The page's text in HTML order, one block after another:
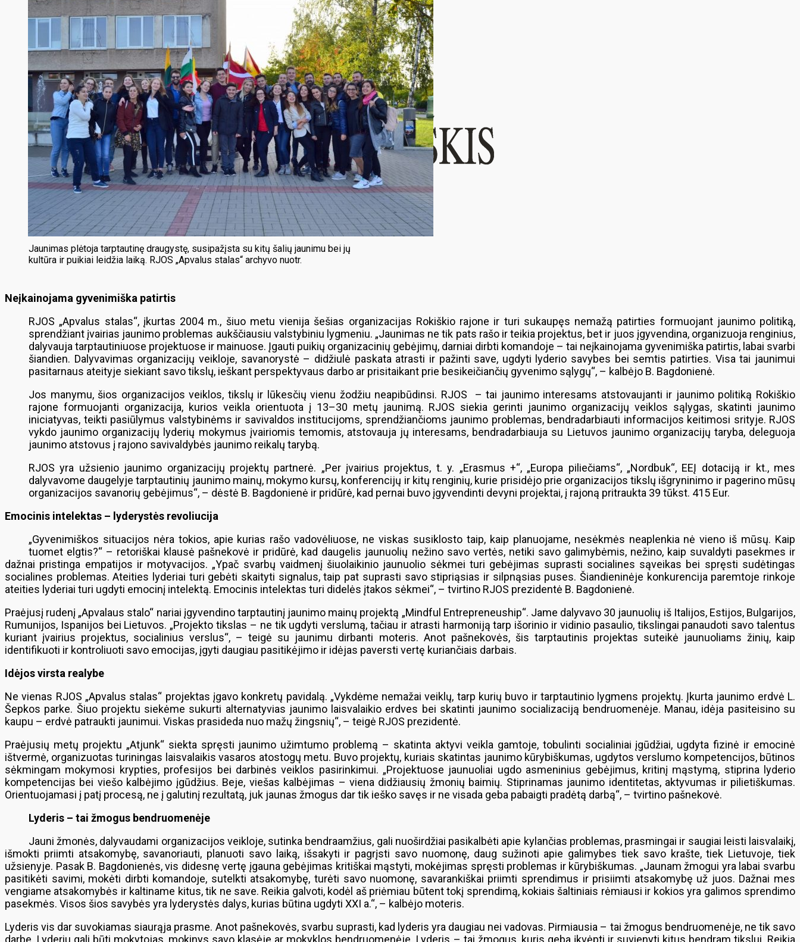
Jaunimas plėtoja tarptautinę draugystę, susipažįsta su kitų šalių jaunimu bei jų
kultūra ir puikiai leidžia laiką. RJOS „Apvalus stalas“ archyvo nuotr.
Neįkainojama gyvenimiška patirtis
RJOS „Apvalus stalas“, įkurtas 2004 m., šiuo metu vienija šešias organizacijas Rokiškio rajone ir turi sukaupęs nemažą patirties formuojant jaunimo politiką,
sprendžiant įvairias jaunimo problemas aukščiausiu valstybiniu lygmeniu. „Jaunimas ne tik pats rašo ir teikia projektus, bet ir juos įgyvendina, organizuoja renginius,
dalyvauja tarptautiniuose projektuose ir mainuose. Įgauti puikių organizacinių gebėjimų, darniai dirbti komandoje – tai neįkainojama gyvenimiška patirtis, labai svarbi
šiandien. Dalyvavimas organizacijų veikloje, savanorystė – didžiulė paskata atrasti ir pažinti save, ugdyti lyderio savybes bei semtis patirties. Visa tai jaunimui
pasitarnaus ateityje siekiant savo tikslų, ieškant perspektyvaus darbo ar prisitaikant prie besikeičiančių gyvenimo sąlygų“, – kalbėjo B. Bagdonienė.
Jos manymu, šios organizacijos veiklos, tikslų ir lūkesčių vienu žodžiu neapibūdinsi. RJOS – tai jaunimo interesams atstovaujanti ir jaunimo politiką Rokiškio
rajone formuojanti organizacija, kurios veikla orientuota į 13–30 metų jaunimą. RJOS siekia gerinti jaunimo organizacijų veiklos sąlygas, skatinti jaunimo
iniciatyvas, teikti pasiūlymus valstybinėms ir savivaldos institucijoms, sprendžiančioms jaunimo problemas, bendradarbiauti informacijos keitimosi srityje. RJOS
vykdo jaunimo organizacijų lyderių mokymus įvairiomis temomis, atstovauja jų interesams, bendradarbiauja su Lietuvos jaunimo organizacijų taryba, deleguoja
jaunimo atstovus į rajono savivaldybės jaunimo reikalų tarybą.
RJOS yra užsienio jaunimo organizacijų projektų partnerė. „Per įvairius projektus, t. y. „Erasmus +“, „Europa piliečiams“, „Nordbuk“, EEĮ dotaciją ir kt., mes
dalyvavome daugelyje tarptautinių jaunimo mainų, mokymo kursų, konferencijų ir kitų renginių, kurie prisidėjo prie organizacijos tikslų išgryninimo ir pagerino mūsų
organizacijos savanorių gebėjimus“, – dėstė B. Bagdonienė ir pridūrė, kad pernai buvo įgyvendinti devyni projektai, į rajoną pritraukta 39 tūkst. 415 Eur.
Emocinis intelektas – lyderystės revoliucija
„Gyvenimiškos situacijos nėra tokios, apie kurias rašo vadovėliuose, ne viskas susiklosto taip, kaip planuojame, nesėkmės neaplenkia nė vieno iš mūsų. Kaip
tuomet elgtis?“ – retoriškai klausė pašnekovė ir pridūrė, kad daugelis jaunuolių nežino savo vertės, netiki savo galimybėmis, nežino, kaip suvaldyti pasekmes ir
dažnai pristinga empatijos ir motyvacijos. „Ypač svarbų vaidmenį šiuolaikinio jaunuolio sėkmei turi gebėjimas suprasti socialines sąveikas bei spręsti sudėtingas
socialines problemas. Ateities lyderiai turi gebėti skaityti signalus, taip pat suprasti savo stipriąsias ir silpnąsias puses. Šiandieninėje konkurencija paremtoje rinkoje
ateities lyderiai turi ugdyti emocinį intelektą. Emocinis intelektas turi didelės įtakos sėkmei“, – tvirtino RJOS prezidentė B. Bagdonienė.
Praėjusį rudenį „Apvalaus stalo“ nariai įgyvendino tarptautinį jaunimo mainų projektą „Mindful Entrepreneuship“. Jame dalyvavo 30 jaunuolių iš Italijos, Estijos, Bulgarijos,
Rumunijos, Ispanijos bei Lietuvos. „Projekto tikslas – ne tik ugdyti verslumą, tačiau ir atrasti harmoniją tarp išorinio ir vidinio pasaulio, tikslingai panaudoti savo talentus
kuriant įvairius projektus, socialinius verslus“, – teigė su jaunimu dirbanti moteris. Anot pašnekovės, šis tarptautinis projektas suteikė jaunuoliams žinių, kaip
identifikuoti ir kontroliuoti savo emocijas, įgyti daugiau pasitikėjimo ir idėjas paversti vertę kuriančiais darbais.
Idėjos virsta realybe
Ne vienas RJOS „Apvalus stalas“ projektas įgavo konkretų pavidalą. „Vykdėme nemažai veiklų, tarp kurių buvo ir tarptautinio lygmens projektų. Įkurta jaunimo erdvė L.
Šepkos parke. Šiuo projektu siekėme sukurti alternatyvias jaunimo laisvalaikio erdves bei skatinti jaunimo socializaciją bendruomenėje. Manau, idėja pasiteisino su
kaupu – erdvė patraukti jaunimui. Viskas prasideda nuo mažų žingsnių“, – teigė RJOS prezidentė.
Praėjusių metų projektu „Atjunk“ siekta spręsti jaunimo užimtumo problemą – skatinta aktyvi veikla gamtoje, tobulinti socialiniai įgūdžiai, ugdyta fizinė ir emocinė
ištvermė, organizuotas turiningas laisvalaikis vasaros atostogų metu. Buvo projektų, kuriais skatintas jaunimo kūrybiškumas, ugdytos verslumo kompetencijos, būtinos
sėkmingam mokymosi krypties, profesijos bei darbinės veiklos pasirinkimui. „Projektuose jaunuoliai ugdo asmeninius gebėjimus, kritinį mąstymą, stiprina lyderio
kompetencijas bei viešo kalbėjimo įgūdžius. Beje, viešas kalbėjimas – viena didžiausių žmonių baimių. Stiprinamas jaunimo identitetas, aktyvumas ir pilietiškumas.
Orientuojamasi į patį procesą, ne į galutinį rezultatą, juk jaunas žmogus dar tik ieško savęs ir ne visada geba pabaigti pradėtą darbą“, – tvirtino pašnekovė.
Lyderis – tai žmogus bendruomenėje
Jauni žmonės, dalyvaudami organizacijos veikloje, sutinka bendraamžius, gali nuoširdžiai pasikalbėti apie kylančias problemas, prasmingai ir saugiai leisti laisvalaikį,
išmokti priimti atsakomybę, savanoriauti, planuoti savo laiką, išsakyti ir pagrįsti savo nuomonę, daug sužinoti apie galimybes tiek savo krašte, tiek Lietuvoje, tiek
užsienyje. Pasak B. Bagdonienės, vis didesnę vertę įgauna gebėjimas kritiškai mąstyti, mokėjimas spręsti problemas ir kūrybiškumas. „Jaunam žmogui yra labai svarbu
pasitikėti savimi, mokėti dirbti komandoje, sutelkti atsakomybę, turėti savo nuomonę, savarankiškai priimti sprendimus ir prisiimti atsakomybę už juos. Dažnai mes
vengiame atsakomybės ir kaltiname kitus, tik ne save. Reikia galvoti, kodėl aš priėmiau būtent tokį sprendimą, kokiais šaltiniais rėmiausi ir kokios yra galimos sprendimo
pasekmės. Visos šios savybės yra lyderystės dalys, kurias būtina ugdyti XXI a.“, – kalbėjo moteris.
Lyderis vis dar suvokiamas siaurąja prasme. Anot pašnekovės, svarbu suprasti, kad lyderis yra daugiau nei vadovas. Pirmiausia – tai žmogus bendruomenėje, ne tik savo
darbe. Lyderiu gali būti mokytojas, mokinys savo klasėje ar mokyklos bendruomenėje. Lyderis – tai žmogus, kuris geba įkvėpti ir suvienyti kitus bendram tikslui. Reikia